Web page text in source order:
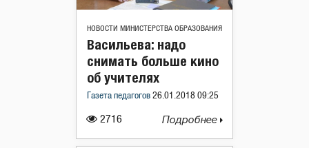
НОВОСТИ МИНИСТЕРСТВА ОБРАЗОВАНИЯ
2716
Васильева: надо
снимать больше кино
об учителях
Газета педагогов 26.01.2018 09:25
Подробнее